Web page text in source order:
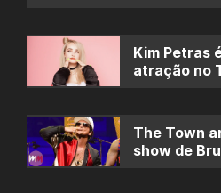
Kim Petras
atração no
The Town
show de